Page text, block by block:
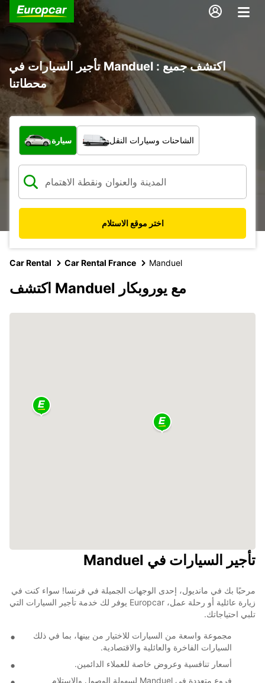
تأجير السيارات في Manduel : اكتشف جميع
محطاتنا
ما نوع المركبة؟
سيارة الشاحنات وسيارات النقل
اختر موقع الاستلام
Car Rental Car Rental France Manduel
اكتشف Manduel مع يوروبكار
تأجير السيارات في Manduel
مرحبًا بك في مانديول، إحدى الوجهات الجميلة في فرنسا! سواء كنت في
زيارة عائلية أو رحلة عمل، Europcar يوفر لك خدمة تأجير السيارات التي
تلبي احتياجاتك.
مجموعة واسعة من السيارات للاختيار من بينها، بما في ذلك
السيارات الفاخرة والعائلية والاقتصادية.
أسعار تنافسية وعروض خاصة للعملاء الدائمين.
فروع متعددة في Manduel لسهولة الوصول والاستلام